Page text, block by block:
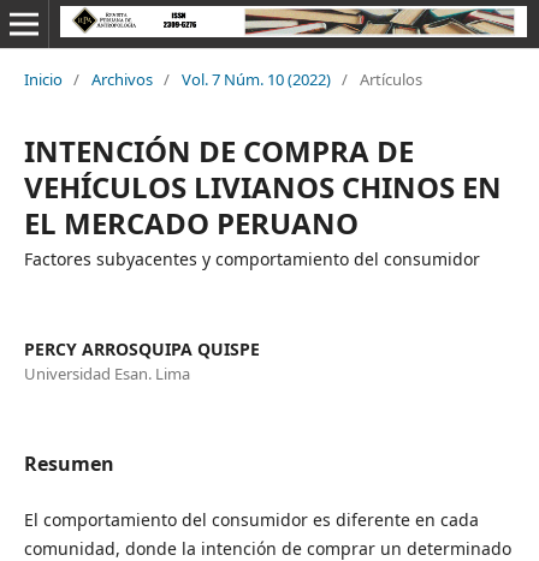
Inicio / Archivos / Vol. 7 Núm. 10 (2022) / Artículos
INTENCIÓN DE COMPRA DE
VEHÍCULOS LIVIANOS CHINOS EN
EL MERCADO PERUANO
Factores subyacentes y comportamiento del consumidor
PERCY ARROSQUIPA QUISPE
Universidad Esan. Lima
Resumen
El comportamiento del consumidor es diferente en cada
comunidad, donde la intención de comprar un determinado